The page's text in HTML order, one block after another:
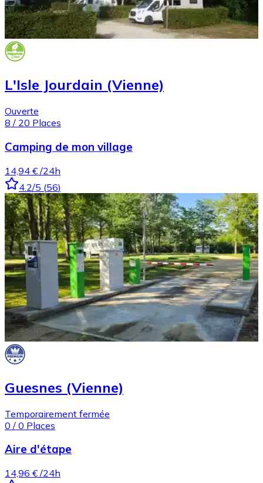
L'Isle Jourdain (Vienne)
Ouverte
8 / 20 Places
Camping de mon village
14,94 € /24h
4.2/5 (56)
Guesnes (Vienne)
Temporairement fermée
0 / 0 Places
Aire d'étape
14,96 € /24h